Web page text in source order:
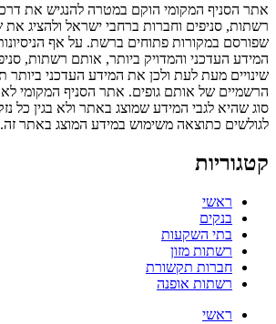
אתר הסניף המקומי הוקם במטרה להנגיש את
רשתות, סניפים וחברות ברחבי ישראל ולהציג
שפורסם במקורות פתוחים ברשת. על אף
המידע העדכני והמדויק ביותר, אותם רשתות,
שינויים מעת לעת ולכן את המידע העדכני ביותר
הרשמיים של אותם גופים. אתר הסניף המקומי
סוג שהיא לגבי המידע שמוצג באתר ולא בגין כל
לגולשים כתוצאה משימוש במידע המוצג באתר זה.
קטגוריות
ראשי
בנקים
בתי השקעות
רשתות מזון
חברות תקשורת
רשתות אופנה
ראשי